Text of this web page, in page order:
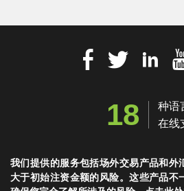
18
种语
在线
我们提供的服务包括场外交易产品和外
大于初始注资金额的风险。这些产品不